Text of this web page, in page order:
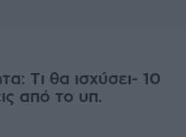
Τι θα ισχύσει- 10
από το υπ.